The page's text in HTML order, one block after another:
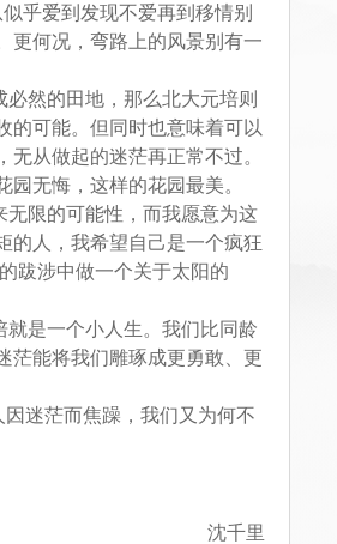
似乎爱到发现不爱再到移情别
更何况，弯路上的风景别有一
然的田地，那么北大元培则
的可能。但同时也意味着可以
从做起的迷茫再正常不过。
无悔，这样的花园最美。
限的可能性，而我愿意为这
的人，我希望自己是一个疯狂
跋涉中做一个关于太阳的
是一个小人生。我们比同龄
茫能将我们雕琢成更勇敢、更
迷茫而焦躁，我们又为何不
沈千里